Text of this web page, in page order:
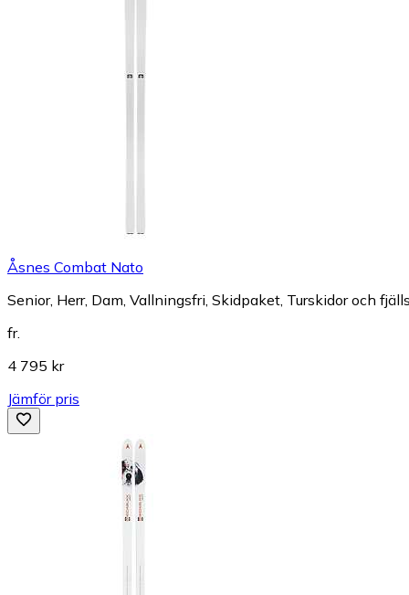
Åsnes Combat Nato
Senior, Herr, Dam, Vallningsfri, Skidpaket, Turskidor och
fr.
4 795 kr
Jämför pris